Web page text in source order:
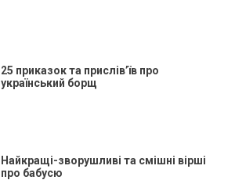
25 приказок та прислів’їв про
український борщ
Найкращі-зворушливі та смішні вірші
про бабусю